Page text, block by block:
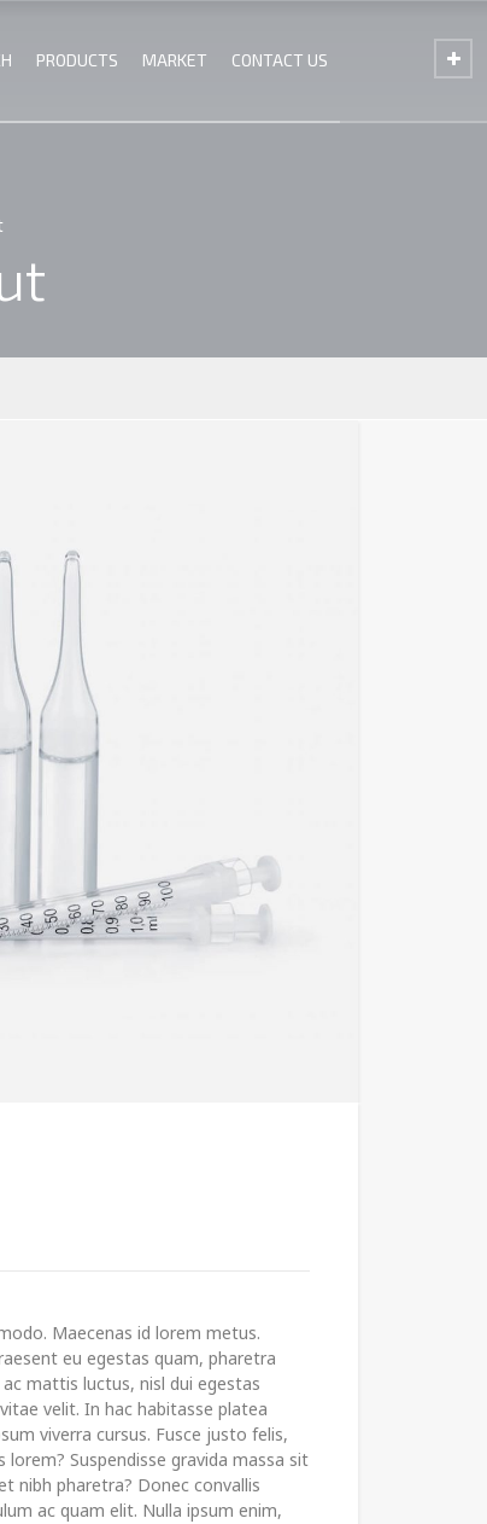
PRODUCTS MARKET CONTACT US
Maecenas id lorem metus.
eu egestas quam, pharetra
mattis luctus, nisl dui egestas
velit. In hac habitasse platea
viverra cursus. Fusce justo felis,
Suspendisse gravida massa sit
nibh pharetra? Donec convallis
ac quam elit. Nulla ipsum enim,